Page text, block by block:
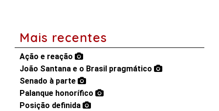
Mais recentes
Ação e reação
João Santana e o Brasil pragmático
Senado à parte
Palanque honorífico
Posição definida